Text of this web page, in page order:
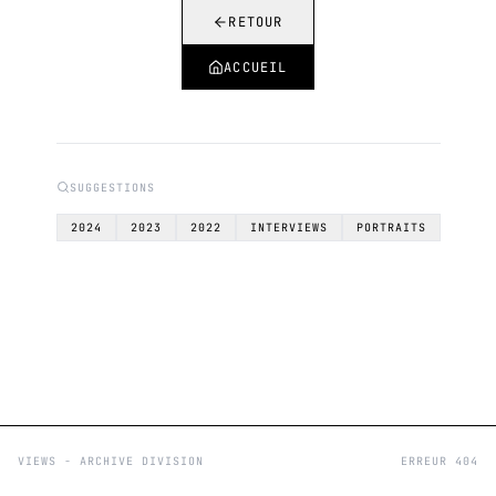
RETOUR
ACCUEIL
SUGGESTIONS
2024 2023 2022 INTERVIEWS PORTRAITS
VIEWS - ARCHIVE DIVISION ERREUR 404